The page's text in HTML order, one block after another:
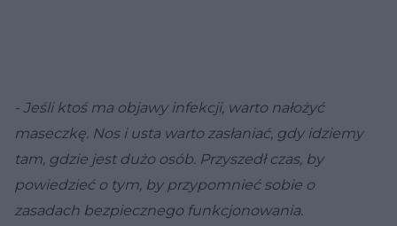
- Jeśli ktoś ma objawy infekcji, warto nałożyć
maseczkę. Nos i usta warto zasłaniać, gdy idziemy
tam, gdzie jest dużo osób. Przyszedł czas, by
powiedzieć o tym, by przypomnieć sobie o
zasadach bezpiecznego funkcjonowania.